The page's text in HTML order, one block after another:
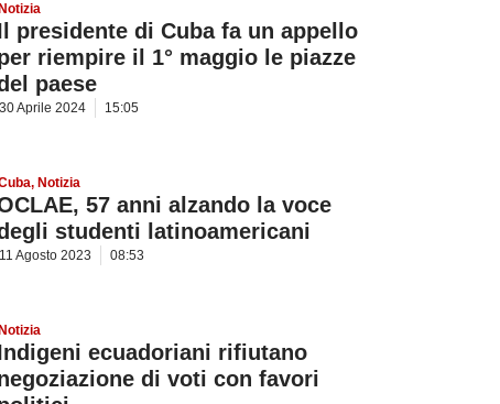
Notizia
presidente di Cuba fa un appello
riempire il 1° maggio le piazze
paese
30 Aprile 2024 15:05
, Notizia
57 anni alzando la voce
studenti latinoamericani
11 Agosto 2023 08:53
Notizia
ecuadoriani rifiutano
di voti con favori